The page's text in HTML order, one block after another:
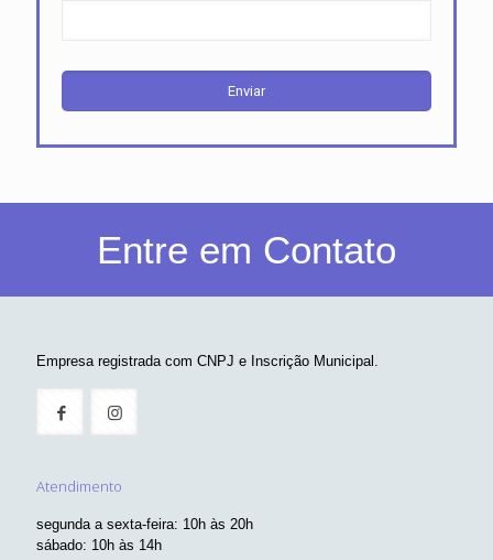
Entre em Contato
Empresa registrada com CNPJ e Inscrição Municipal.
Atendimento
segunda a sexta-feira: 10h às 20h
sábado: 10h às 14h